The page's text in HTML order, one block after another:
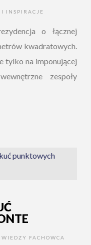
I INSPIRACJE
o łącznej
kwadratowych.
tylko na imponującej
zespoły
FACHOWCA